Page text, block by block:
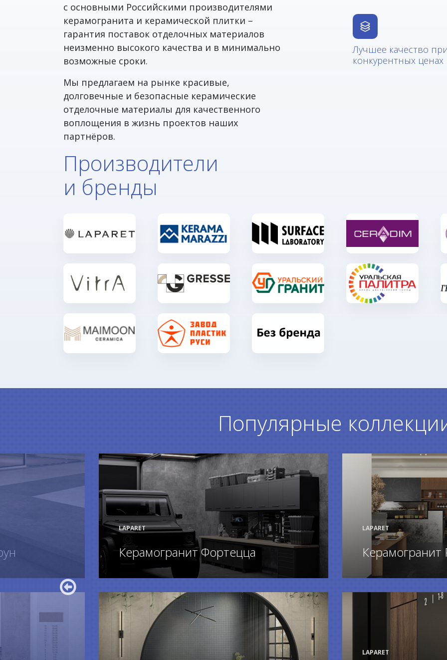
с основными Российскими производителями
керамогранита и керамической плитки –
гарантия поставок отделочных материалов
неизменно высокого качества и в минимально
возможные сроки.
Мы предлагаем на рынке красивые,
долговечные и безопасные керамические
отделочные материалы для качественного
воплощения в жизнь проектов наших
партнёров.
Лучшее качество
конкурентных ценах
Производители
и бренды
Популярные
LAPARET
Керамогранит Фортецца
LAPARET
LAPARET